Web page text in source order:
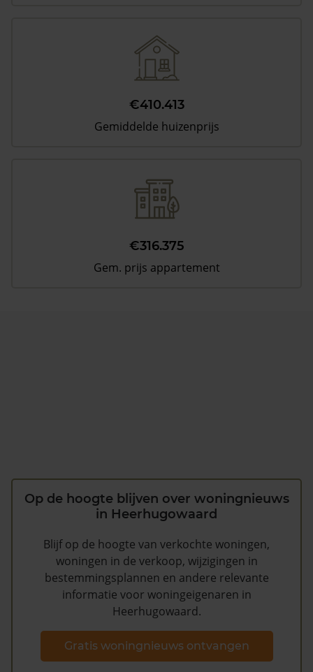
€410.413
Gemiddelde huizenprijs
€316.375
Gem. prijs appartement
Op de hoogte blijven over woningnieuws
in Heerhugowaard
Blijf op de hoogte van verkochte woningen,
woningen in de verkoop, wijzigingen in
bestemmingsplannen en andere relevante
informatie voor woningeigenaren in
Heerhugowaard.
Gratis woningnieuws ontvangen